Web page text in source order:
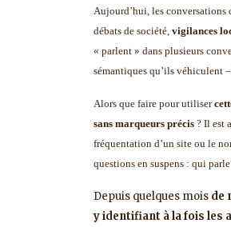
Aujourd’hui, les conversations
débats de société, vigilances
« parlent » dans plusieurs
sémantiques qu’ils véhiculent
Alors que faire pour utiliser
sans marqueurs précis ? Il est
fréquentation d’un site ou le
questions en suspens : qui
Depuis quelques mois de
y identifiant à la fois les